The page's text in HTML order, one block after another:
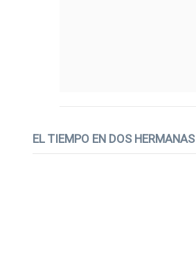
EL TIEMPO EN DOS HERMANAS